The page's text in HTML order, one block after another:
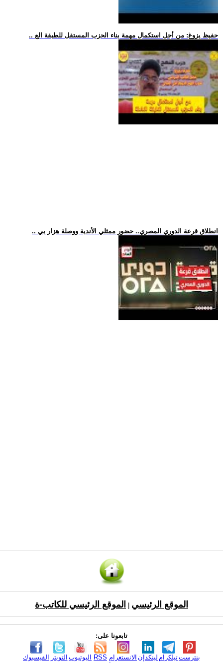
.. حفيظ يزوغ: من أجل استكمال مهمة بناء الحزب المستقل للطبقة الع
.. انطلاق قرعة الدوري المصري.. حضور ممثلي الأندية ووصلة هزار بي
الموقع الرئيسي الموقع الرئيسي للكاتب-ة
تابعونا على:
الفيسبوك التويتر اليوتيوب RSS الانستغرام لينكدإن تيلكرامبنترست